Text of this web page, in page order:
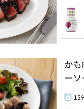
か
ー
15